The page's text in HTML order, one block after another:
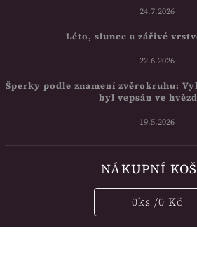
24.7.2026
Léto, slunce a zářivé
22.6.2026
Šperky podle znamení zvěrokruhu:
byl vepsán ve
19.5.2026
NÁKUPNÍ
0ks /0 Kč